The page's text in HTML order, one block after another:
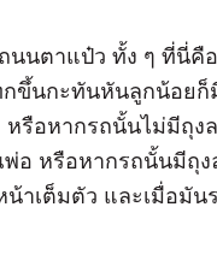
นนตาแป๋ว ทั้ง ๆ ที่นี่
กขึ้นกะทันหันลูกน้อย
หรือหากรถนั้นไม่มีถุ
หรือหากรถนั้นมีถุง
าเต็มตัว และเมื่อมัน